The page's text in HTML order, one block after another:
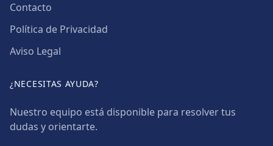
Contacto
Política de Privacidad
Aviso Legal
¿NECESITAS AYUDA?
Nuestro equipo está disponible para resolver tus
dudas y orientarte.